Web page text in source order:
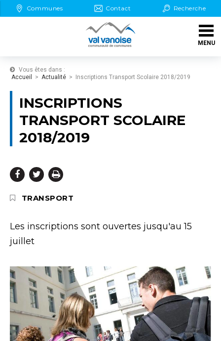
Aller aux démarches en ligne
Aller à la recherche
Communes Contact Recherche
MENU
Vous êtes dans :
Accueil
Actualité Inscriptions Transport Scolaire 2018/2019
INSCRIPTIONS
TRANSPORT SCOLAIRE
2018/2019
Partager
Facebook
Partager
Twitter
Imprimer
THÉMATIQUE :
TRANSPORT
Les inscriptions sont ouvertes jusqu'au 15
juillet